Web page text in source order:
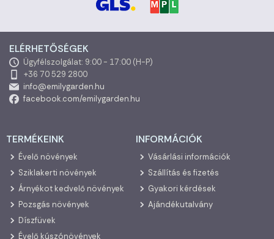
ELÉRHETŐSÉGEK
Ügyfélszolgálat: 9:00 - 17:00 (H-P)
+36 70 529 2800
info@emilygarden.hu
facebook.com/emilygarden.hu
TERMÉKEINK
Évelő növények
Sziklakerti növények
Árnyékot kedvelő növények
Pozsgás növények
Díszfüvek
Évelő kúszónövények
INFORMÁCIÓK
Vásárlási információk
Szállítás és fizetés
Gyakori kérdések
Ajándékutalvány